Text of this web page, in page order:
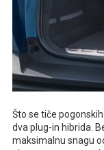
Što se tiče
dva plug-in hibrida.
maksimalnu snagu